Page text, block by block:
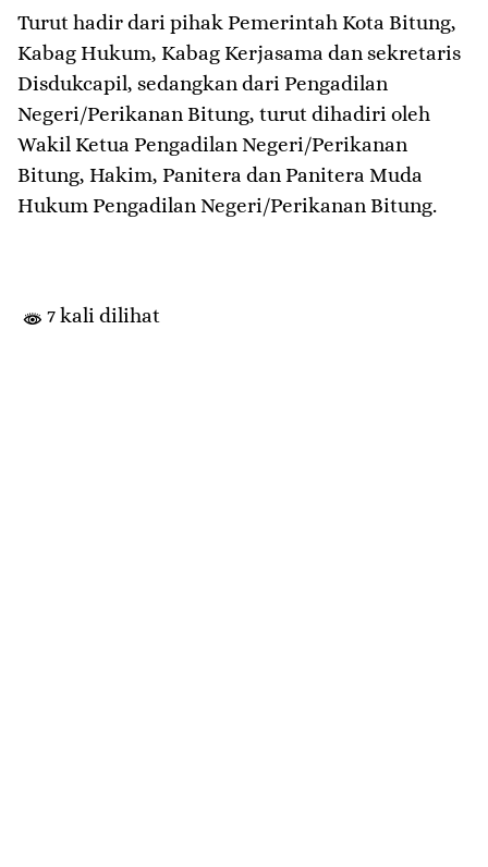
Turut hadir dari pihak Pemerintah Kota Bitung,
Kabag Hukum, Kabag Kerjasama dan sekretaris
Disdukcapil, sedangkan dari Pengadilan
Negeri/Perikanan Bitung, turut dihadiri oleh
Wakil Ketua Pengadilan Negeri/Perikanan
Bitung, Hakim, Panitera dan Panitera Muda
Hukum Pengadilan Negeri/Perikanan Bitung.
7 kali dilihat